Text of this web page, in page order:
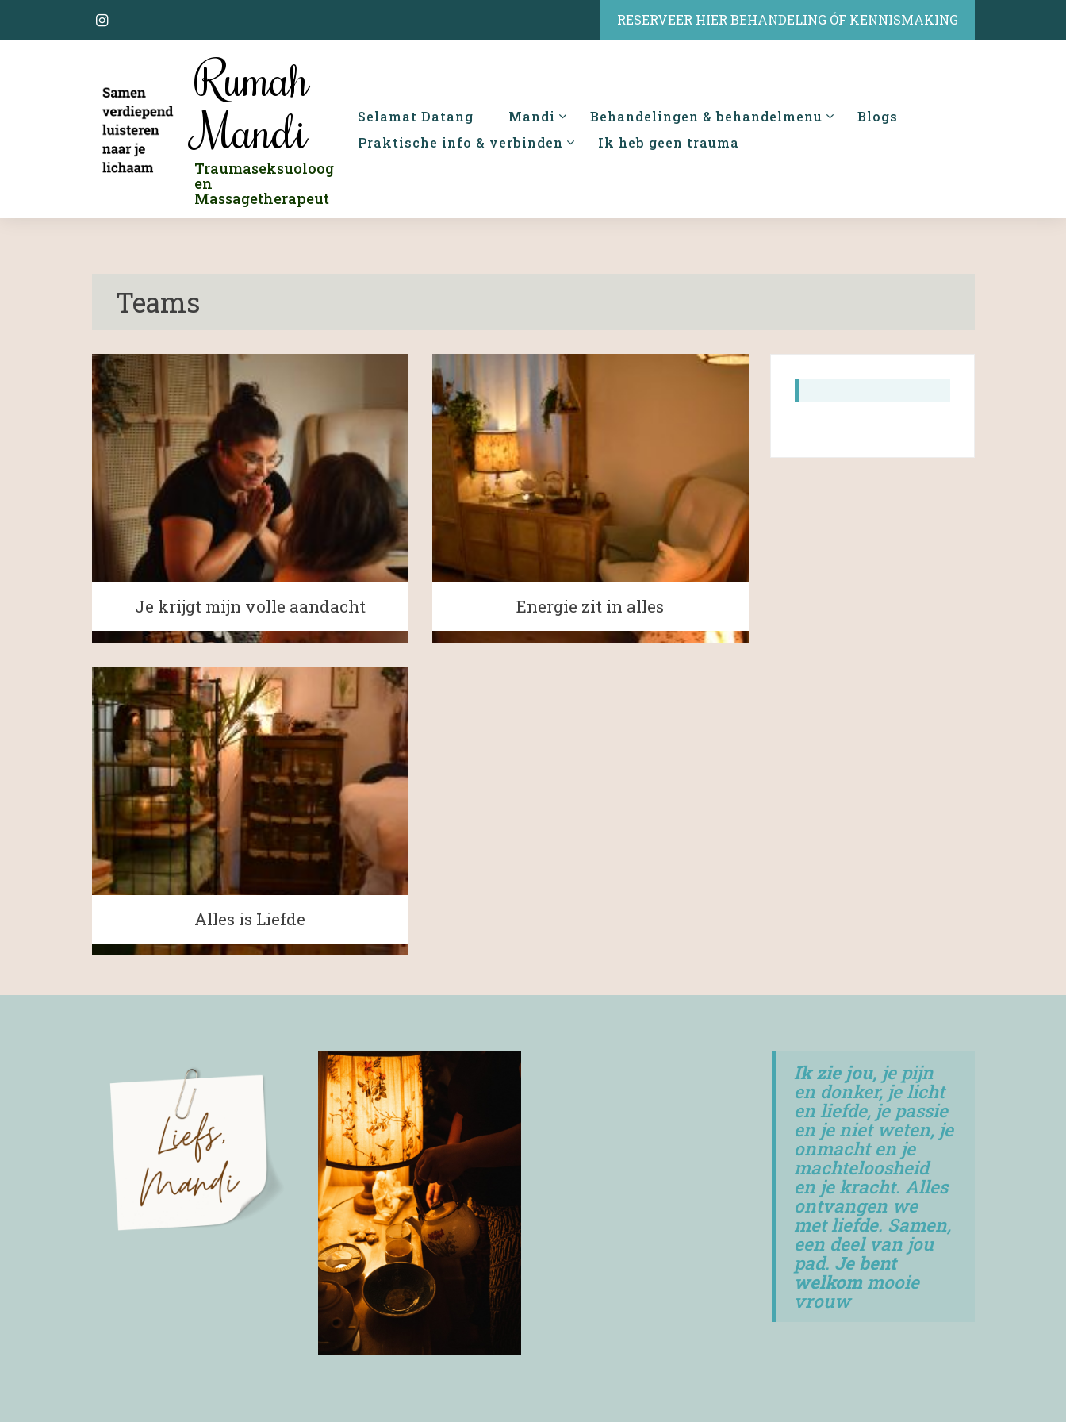
content
RESERVEER HIER BEHANDELING ÓF KENNISMAKING
Rumah
Mandi
Traumaseksuoloog
en
Massagetherapeut
Selamat Datang Mandi Behandelingen & behandelmenu
Blogs
Praktische info & verbinden
Ik heb geen trauma
Teams
Je krijgt mijn volle aandacht Energie zit in alles
Alles is Liefde
Ik zie jou, je pijn
en donker, je licht
en liefde, je passie
en je niet weten, je
onmacht en je
machteloosheid
en je kracht. Alles
ontvangen we
met liefde. Samen,
een deel van jou
pad. Je bent
welkom mooie
vrouw